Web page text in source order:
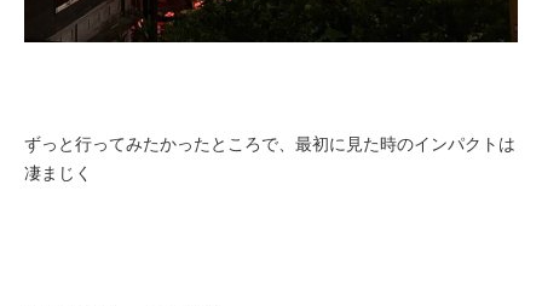
ずっと行ってみたかったところで、最初に見た時のインパクトは
凄まじく